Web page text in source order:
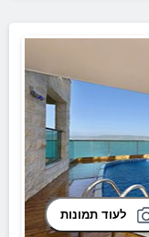
לעוד תמונות